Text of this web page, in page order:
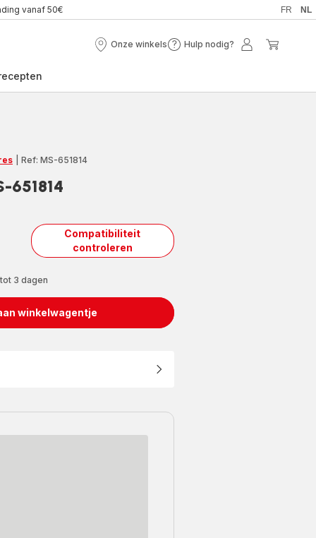
vanaf 50€ FR NL
Onze winkels
Onze
Hulp nodig?
Hulp
Mijn
Ref: MS-651814
651814
Compatibiliteit
controleren
3 dagen
winkelwagentje